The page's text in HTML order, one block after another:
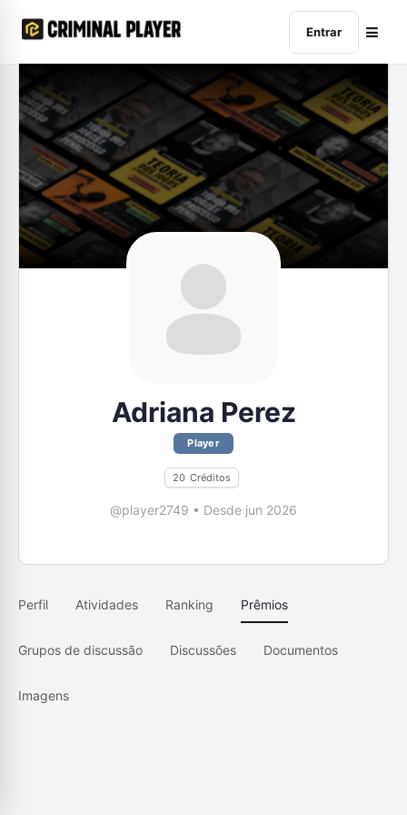
Entrar
Adriana Perez
Player
20 Créditos
@player2749 • Desde jun 2026
Perfil Atividades Ranking Prêmios
Grupos de discussão Discussões Documentos
Imagens